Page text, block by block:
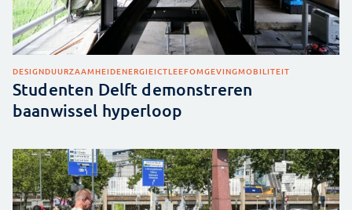
DESIGNDUURZAAMHEIDENERGIEICTLEEFOMGEVINGMOBILITEIT
Studenten Delft demonstreren
baanwissel hyperloop